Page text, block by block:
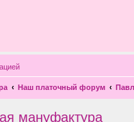
Наш платочный форум
мануфактура